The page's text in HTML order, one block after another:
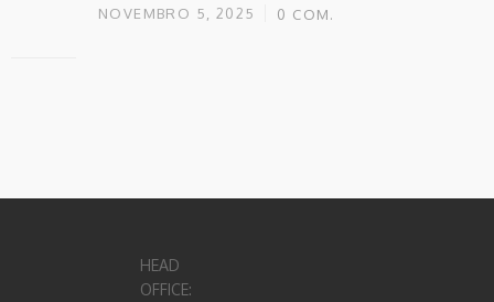
NOVEMBRO 5, 2025 0 COM.
HEAD
OFFICE: